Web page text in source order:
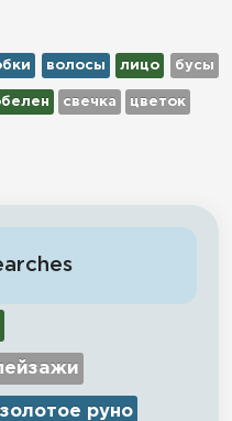
волосы лицо бусы
свечка цветок
руно